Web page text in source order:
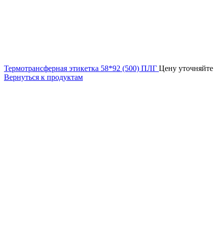
Термотрансферная этикетка 58*92 (500) ПЛГ Цену уточняйте
Вернуться к продуктам